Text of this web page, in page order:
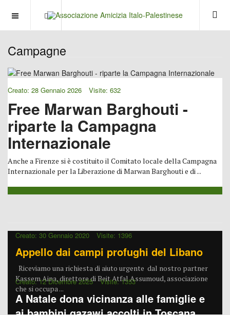
OFF CANVAS
Campagne
Creato: 28 Gennaio 2026 Visite: 632
Free Marwan Barghouti -
riparte la Campagna
Internazionale
Anche a Firenze si è costituito il Comitato locale della Campagna
Internazionale per la Liberazione di Marwan Barghouti e di ...
Creato: 30 Gennaio 2020 Visite: 1396
Appello dai campi profughi del Libano
Riceviamo una richiesta di aiuto urgente dal nostro partner
Kassem Aina, direttore di Beit Atfal Assumoud, associazione
che si occupa ...
Creato: 12 Dicembre 2025 Visite: 1353
A Natale dona vicinanza alle famiglie e